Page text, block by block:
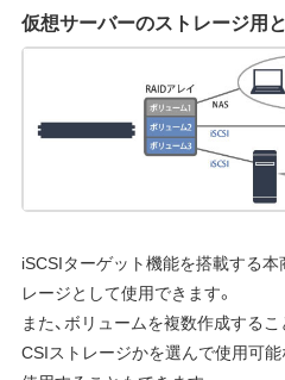
仮想サーバーのストレージ用
iSCSIターゲット機能を搭載する本
レージとして使用できます。
また、ボリュームを複数作成する
CSIストレージかを選んで使用可